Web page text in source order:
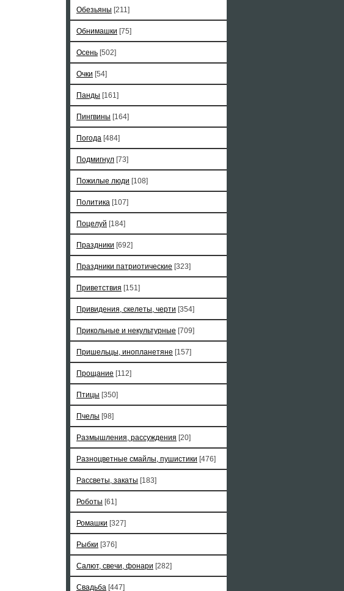
Обезьяны [211]
Обнимашки [75]
Осень [502]
Очки [54]
Панды [161]
Пингвины [164]
Погода [484]
Подмигнул [73]
Пожилые люди [108]
Политика [107]
Поцелуй [184]
Праздники [692]
Праздники патриотические [323]
Приветствия [151]
Привидения, скелеты, черти [354]
Прикольные и некультурные [709]
Пришельцы, инопланетяне [157]
Прощание [112]
Птицы [350]
Пчелы [98]
Размышления, рассуждения [20]
Разноцветные смайлы, пушистики [476]
Рассветы, закаты [183]
Роботы [61]
Ромашки [327]
Рыбки [376]
Салют, свечи, фонари [282]
Свадьба [447]